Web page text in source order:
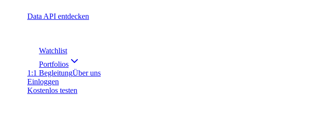
Data API entdecken
Watchlist
Portfolios
1:1 BegleitungÜber uns
Einloggen
Kostenlos testen